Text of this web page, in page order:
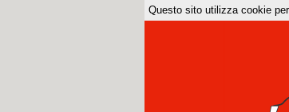
Questo sito utilizza cookie